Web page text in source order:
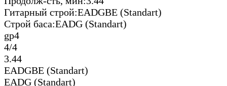
Гитарный строй:EADGBE (Standart)
Строй баса:EADG (Standart)
gp4
4/4
3.44
EADGBE (Standart)
EADG (Standart)